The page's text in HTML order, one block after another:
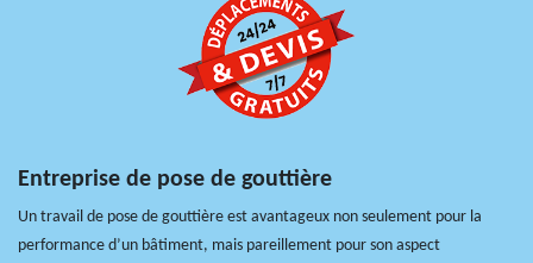
Entreprise de pose de gouttière
Un travail de pose de gouttière est avantageux non seulement pour la
performance d’un bâtiment, mais pareillement pour son aspect